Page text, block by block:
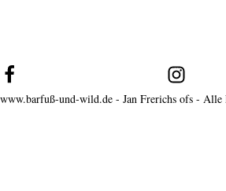
www.barfuß-und-wild.de - Jan Frerichs ofs - Alle